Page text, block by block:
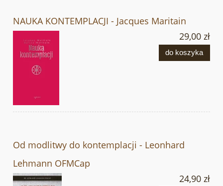
NAUKA KONTEMPLACJI - Jacques Maritain
29,00 zł
do koszyka
Od modlitwy do kontemplacji - Leonhard
Lehmann OFMCap
24,90 zł